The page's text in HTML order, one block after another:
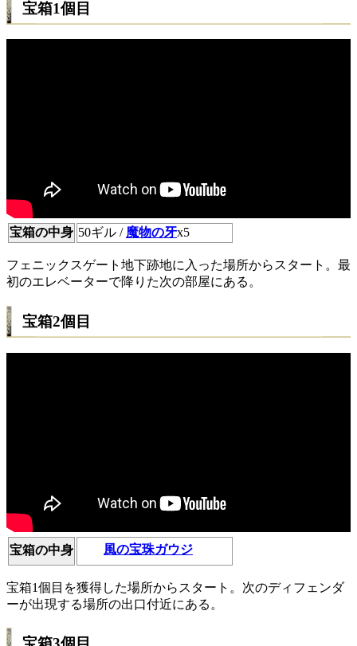
宝箱1個目
宝箱の中身 50ギル / 魔物の牙x5
フェニックスゲート地下跡地に入った場所からスタート。最
初のエレベーターで降りた次の部屋にある。
宝箱2個目
宝箱の中身 風の宝珠ガウジ
宝箱1個目を獲得した場所からスタート。次のディフェンダ
ーが出現する場所の出口付近にある。